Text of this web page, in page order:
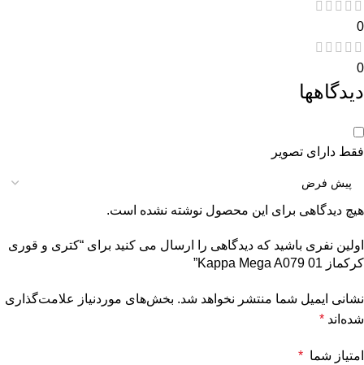
0
0
دیدگاهها
فقط دارای تصویر
هیچ دیدگاهی برای این محصول نوشته نشده است.
اولین نفری باشید که دیدگاهی را ارسال می کنید برای “کتری و قوری
کرکماز Kappa Mega A079 01”
نشانی ایمیل شما منتشر نخواهد شد. بخش‌های موردنیاز علامت‌گذاری
شده‌اند *
امتیاز شما *